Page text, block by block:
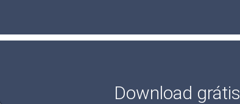
Download grátis